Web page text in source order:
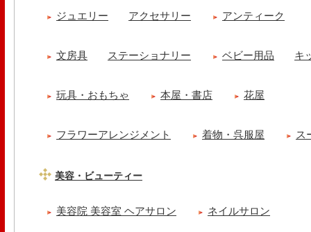
ジュエリー アクセサリー アンティーク
文房具 ステーショナリー ベビー用品 キ
玩具・おもちゃ 本屋・書店 花屋
フラワーアレンジメント 着物・呉服屋 ス
美容・ビューティー
美容院 美容室 ヘアサロン ネイルサロン